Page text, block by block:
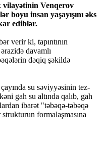
vilayətinin Venqerov
boyu insan yaşayışını əks
ediblər.
verir ki, tapıntının
davamlı
dəqiq şəkildə
su səviyyəsinin tez-
gah su altında qalıb, gah
ibarət "təbəqə-təbəqə
formalaşmasına